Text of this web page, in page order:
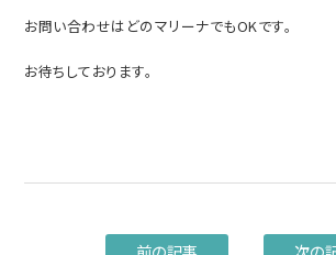
お問い合わせはどのマリーナでもOKです。
お待ちしております。